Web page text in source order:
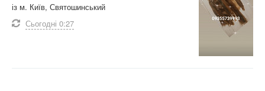
із м. Київ, Святошинський
Сьогодні 0:27